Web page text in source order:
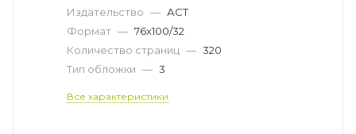
Издательство — АСТ
Формат — 76x100/32
Количество страниц — 320
Тип обложки — 3
Все характеристики